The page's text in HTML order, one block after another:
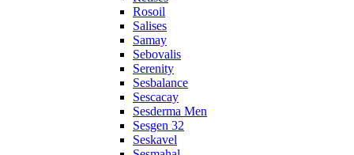
Rosoil
Salises
Samay
Sebovalis
Serenity
Sesbalance
Sescacay
Sesderma Men
Sesgen 32
Seskavel